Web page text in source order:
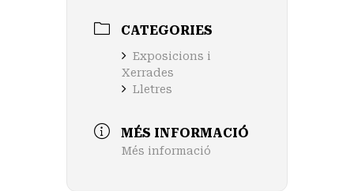
CATEGORIES
Exposicions i
Xerrades
Lletres
MÉS INFORMACIÓ
Més informació